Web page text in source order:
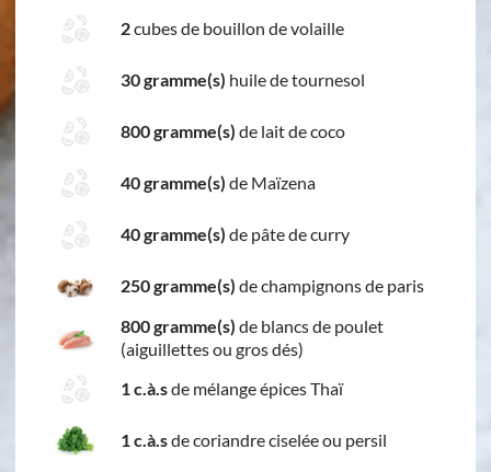
2cubes de bouillon de volaille
30 gramme(s) huile de tournesol
800 gramme(s) de lait de coco
40 gramme(s) de Maïzena
40 gramme(s) de pâte de curry
250 gramme(s) de champignons de paris
800 gramme(s) de blancs de poulet
(aiguillettes ou gros dés)
1 c.à.sde mélange épices Thaï
1 c.à.sde coriandre ciselée ou persil